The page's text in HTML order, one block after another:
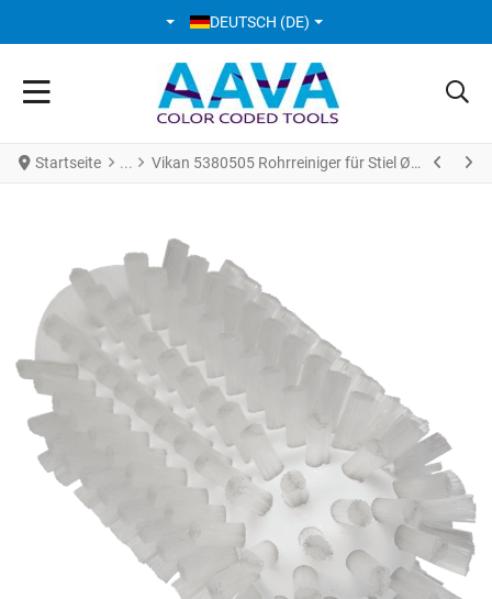
SPRACHE AUSWÄHLEN
DEUTSCH (DE)
Startseite Vikan 5380505 Rohrreiniger für Stiel Ø50 mm hart weiss